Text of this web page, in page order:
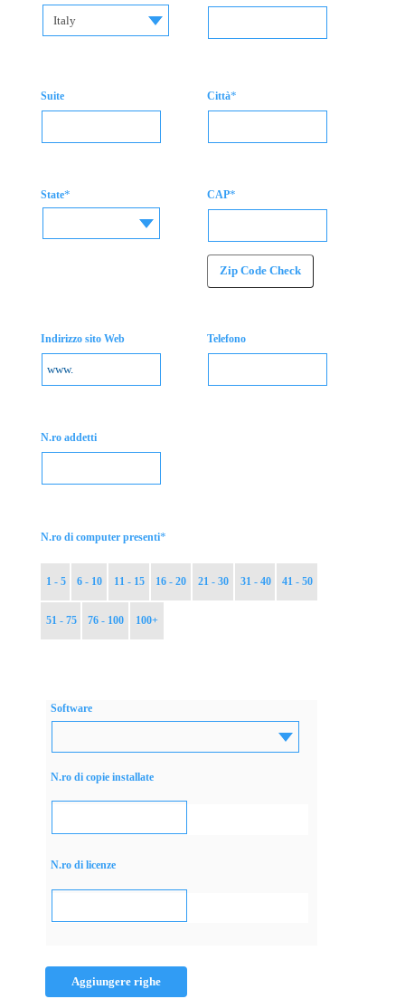
Italy
Suite Città*
State* CAP*
Zip Code Check
Indirizzo sito Web Telefono
N.ro addetti
N.ro di computer presenti*
1 - 5 6 - 10 11 - 15 16 - 20 21 - 30 31 - 40 41 - 50
51 - 75 76 - 100 100+
Software
N.ro di copie installate
N.ro di licenze
Aggiungere righe